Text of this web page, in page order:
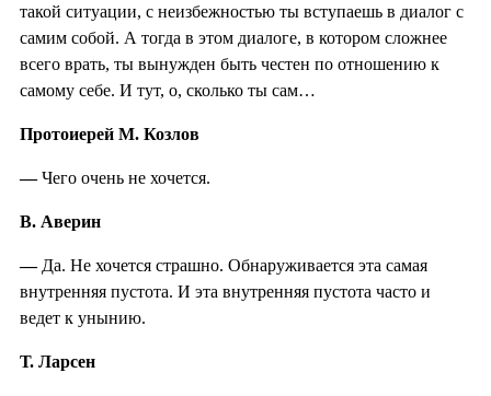
такой ситуации, с неизбежностью ты вступаешь в диалог с
самим собой. А тогда в этом диалоге, в котором сложнее
всего врать, ты вынужден быть честен по отношению к
самому себе. И тут, о, сколько ты сам…
Протоиерей М. Козлов
—Чего очень не хочется.
В. Аверин
— Да. Не хочется страшно. Обнаруживается эта самая
внутренняя пустота. И эта внутренняя пустота часто и
ведет к унынию.
Т. Ларсен